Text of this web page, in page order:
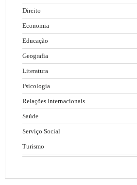
Direito
Economia
Educação
Geografia
Literatura
Psicologia
Relações Internacionais
Saúde
Serviço Social
Turismo